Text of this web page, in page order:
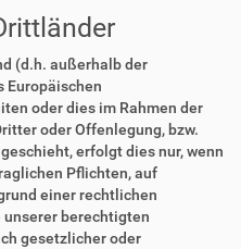
(d.h. außerhalb der
Europäischen
oder dies im Rahmen der
oder Offenlegung, bzw.
erfolgt dies nur, wenn
Pflichten, auf
einer rechtlichen
berechtigten
gesetzlicher oder